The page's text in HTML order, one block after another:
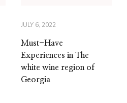
JULY 6, 2022
Must-Have
Experiences in The
white wine region of
Georgia